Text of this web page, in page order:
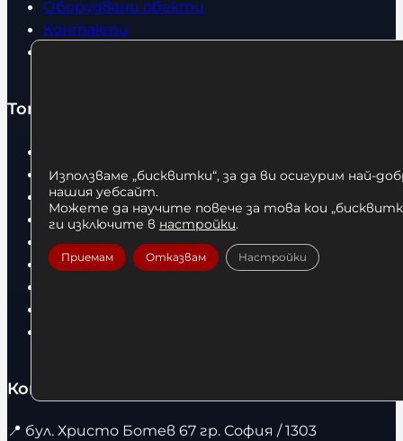
Оборудвани обекти
Контакти
Топ категории
Боксови чували
Боксови ръкавици
Дрехи
Детски дрехи
Суичъри
Контакти
📍 бул. Христо Ботев 67 гр. София / 1303
Използваме „бисквитки“, за да ви осигурим най-
нашия уебсайт.
Можете да научите повече за това кои
ги изключите в настройки.
Приемам Отказвам Настройки